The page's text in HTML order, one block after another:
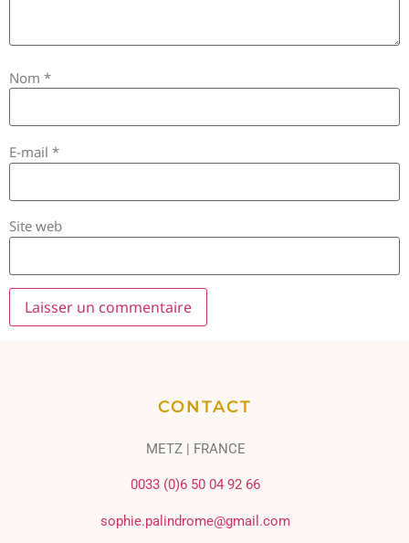
Nom *
E-mail *
Site web
CONTACT
METZ | FRANCE
0033 (0)6 50 04 92 66
sophie.palindrome@gmail.com